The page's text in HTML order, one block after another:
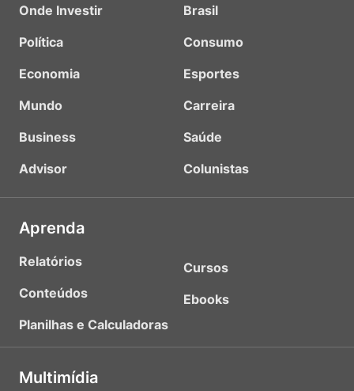
Onde Investir
Política
Economia
Mundo
Business
Advisor
Brasil
Consumo
Esportes
Carreira
Saúde
Colunistas
Aprenda
Relatórios
Conteúdos
Planilhas e Calculadoras
Cursos
Ebooks
Multimídia